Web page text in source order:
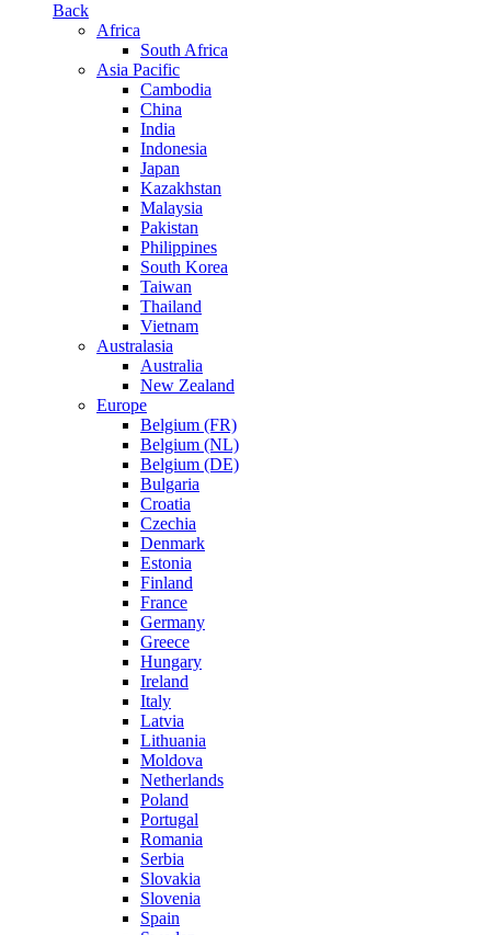
Back
Africa
South Africa
Asia Pacific
Cambodia
China
India
Indonesia
Japan
Kazakhstan
Malaysia
Pakistan
Philippines
South Korea
Taiwan
Thailand
Vietnam
Australasia
Australia
New Zealand
Europe
Belgium (FR)
Belgium (NL)
Belgium (DE)
Bulgaria
Croatia
Czechia
Denmark
Estonia
Finland
France
Germany
Greece
Hungary
Ireland
Italy
Latvia
Lithuania
Moldova
Netherlands
Poland
Portugal
Romania
Serbia
Slovakia
Slovenia
Spain